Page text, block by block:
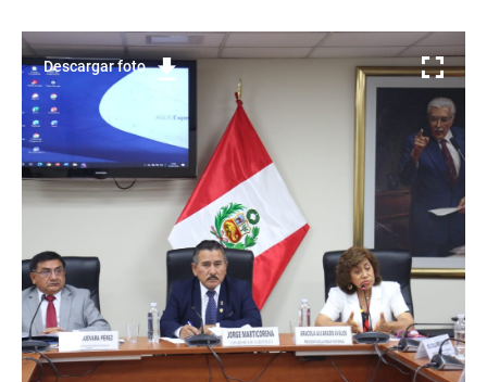
Descargar foto